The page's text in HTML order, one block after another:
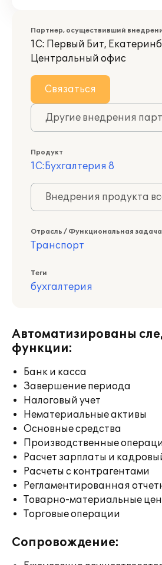
Партнер, осуществивший
1С: Первый Бит,
Центральный офис
Связаться
Другие внедрения
Продукт
1С:Бухгалтерия 8
Внедрения продукта
Отрасль / Функциональная задача
Транспорт
Теги
бухгалтерия
Автоматизированы
функции:
Банк и касса
Завершение периода
Налоговый учет
Нематериальные активы
Основные средства
Производственные
Расчет зарплаты и
Расчеты с контрагентами
Регламентированная
Товарно-материальные
Торговые операции
Сопровождение: